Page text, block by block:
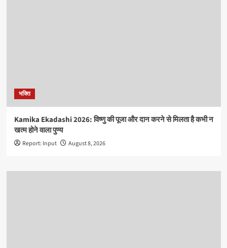
भक्ति
Kamika Ekadashi 2026: विष्णु की पूजा और दान करने से मिलता है कभी न
खत्म होने वाला पुण्य
Report: Input August 8, 2026